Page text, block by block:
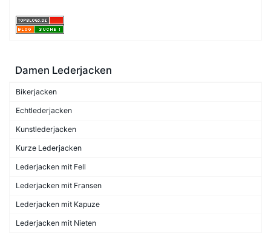
Damen Lederjacken
Bikerjacken
Echtlederjacken
Kunstlederjacken
Kurze Lederjacken
Lederjacken mit Fell
Lederjacken mit Fransen
Lederjacken mit Kapuze
Lederjacken mit Nieten